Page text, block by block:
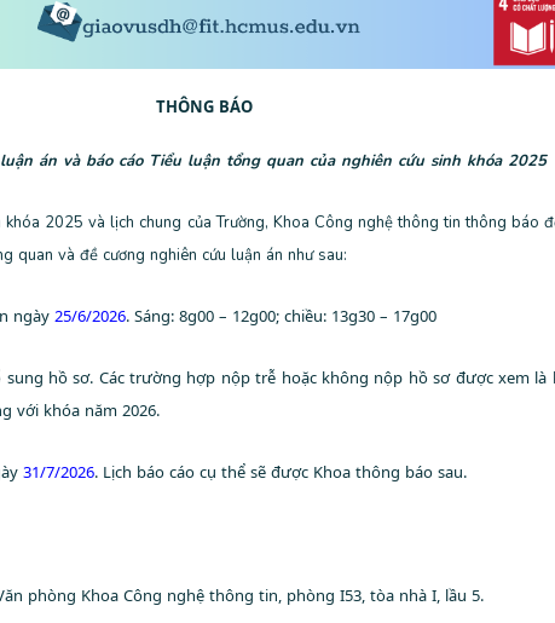
THÔNG BÁO
án và báo cáo Tiểu luận tổng quan của nghiên cứu sinh khóa 2025
khóa 2025 và lịch chung của Trường, Khoa Công nghệ thông tin thông báo
quan và đề cương nghiên cứu luận án như sau:
ngày 25/6/2026. Sáng: 8g00 – 12g00; chiều: 13g30 – 17g00
hồ sơ. Các trường hợp nộp trễ hoặc không nộp hồ sơ được xem
với khóa năm 2026.
31/7/2026. Lịch báo cáo cụ thể sẽ được Khoa thông báo sau.
phòng Khoa Công nghệ thông tin, phòng I53, tòa nhà I, lầu 5.